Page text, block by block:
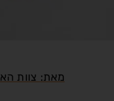
מאת: צוות